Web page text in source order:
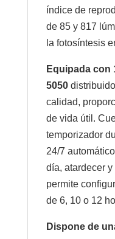
índice de
de 85 y 817
la fotosíntesis
Equipada con
5050
calidad,
de vida útil.
temporizador
24/7
día, atardecer
permite
de 6, 10 o 12
Dispone de